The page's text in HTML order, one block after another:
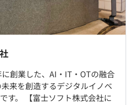
る人財を育成しています。
PC、開発ツール（オフィス含
境を用意します。
みらいオフィス、客先（東京23
ス、宇都宮オフィス、太田オフィ
休日労働あり
勤務を命ずることがあります。
00（60分）
創業した、AI・IT・OTの融合
来を創造するデジタルイノベ
式会社に